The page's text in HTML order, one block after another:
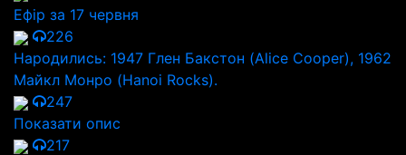
Ефір за 17 червня
226
Народились: 1947 Глен Бакстон (Alice Cooper), 1962
Майкл Монро (Hanoi Rocks).
247
Показати опис
217